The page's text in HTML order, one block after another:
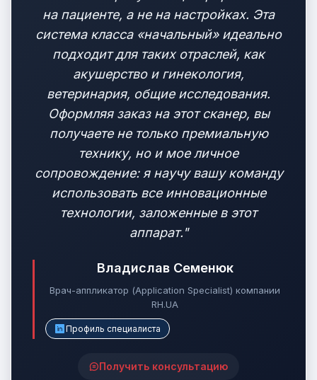
на пациенте, а не на настройках. Эта
система класса «начальный» идеально
подходит для таких отраслей, как
акушерство и гинекология,
ветеринария, общие исследования.
Оформляя заказ на этот сканер, вы
получаете не только премиальную
технику, но и мое личное
сопровождение: я научу вашу команду
использовать все инновационные
технологии, заложенные в этот
аппарат."
Владислав Семенюк
Врач-аппликатор (Application Specialist) компании
RH.UA
Профиль специалиста
Получить консультацию